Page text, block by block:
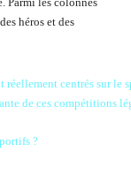
héros et des
?